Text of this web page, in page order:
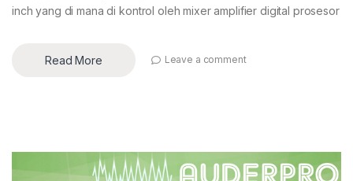
inch yang di mana di kontrol oleh mixer amplifier digital prosesor
Read More Leave a comment